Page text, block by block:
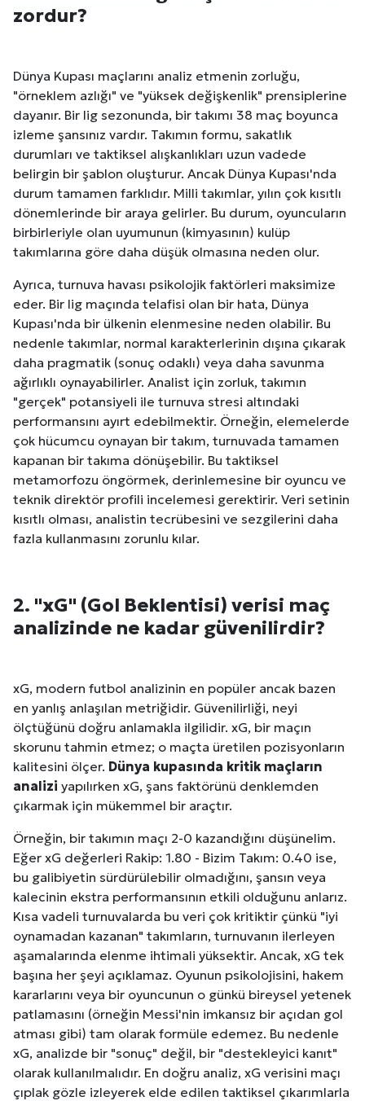
zordur?
Dünya Kupası maçlarını analiz etmenin zorluğu,
"örneklem azlığı" ve "yüksek değişkenlik" prensiplerine
dayanır. Bir lig sezonunda, bir takımı 38 maç boyunca
izleme şansınız vardır. Takımın formu, sakatlık
durumları ve taktiksel alışkanlıkları uzun vadede
belirgin bir şablon oluşturur. Ancak Dünya Kupası'nda
durum tamamen farklıdır. Milli takımlar, yılın çok kısıtlı
dönemlerinde bir araya gelirler. Bu durum, oyuncuların
birbirleriyle olan uyumunun (kimyasının) kulüp
takımlarına göre daha düşük olmasına neden olur.
Ayrıca, turnuva havası psikolojik faktörleri maksimize
eder. Bir lig maçında telafisi olan bir hata, Dünya
Kupası'nda bir ülkenin elenmesine neden olabilir. Bu
nedenle takımlar, normal karakterlerinin dışına çıkarak
daha pragmatik (sonuç odaklı) veya daha savunma
ağırlıklı oynayabilirler. Analist için zorluk, takımın
"gerçek" potansiyeli ile turnuva stresi altındaki
performansını ayırt edebilmektir. Örneğin, elemelerde
çok hücumcu oynayan bir takım, turnuvada tamamen
kapanan bir takıma dönüşebilir. Bu taktiksel
metamorfozu öngörmek, derinlemesine bir oyuncu ve
teknik direktör profili incelemesi gerektirir. Veri setinin
kısıtlı olması, analistin tecrübesini ve sezgilerini daha
fazla kullanmasını zorunlu kılar.
2. "xG" (Gol Beklentisi) verisi maç
analizinde ne kadar güvenilirdir?
xG, modern futbol analizinin en popüler ancak bazen
en yanlış anlaşılan metriğidir. Güvenilirliği, neyi
ölçtüğünü doğru anlamakla ilgilidir. xG, bir maçın
skorunu tahmin etmez; o maçta üretilen pozisyonların
kalitesini ölçer. Dünya kupasında kritik maçların
analizi yapılırken xG, şans faktörünü denklemden
çıkarmak için mükemmel bir araçtır.
Örneğin, bir takımın maçı 2-0 kazandığını düşünelim.
Eğer xG değerleri Rakip: 1.80 - Bizim Takım: 0.40 ise,
bu galibiyetin sürdürülebilir olmadığını, şansın veya
kalecinin ekstra performansının etkili olduğunu anlarız.
Kısa vadeli turnuvalarda bu veri çok kritiktir çünkü "iyi
oynamadan kazanan" takımların, turnuvanın ilerleyen
aşamalarında elenme ihtimali yüksektir. Ancak, xG tek
başına her şeyi açıklamaz. Oyunun psikolojisini, hakem
kararlarını veya bir oyuncunun o günkü bireysel yetenek
patlamasını (örneğin Messi'nin imkansız bir açıdan gol
atması gibi) tam olarak formüle edemez. Bu nedenle
xG, analizde bir "sonuç" değil, bir "destekleyici kanıt"
olarak kullanılmalıdır. En doğru analiz, xG verisini maçı
çıplak gözle izleyerek elde edilen taktiksel çıkarımlarla